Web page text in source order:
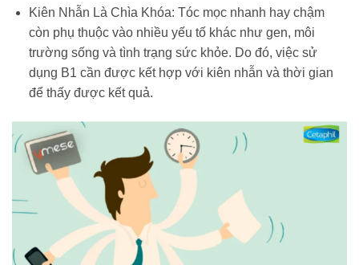
Kiên Nhẫn Là Chìa Khóa: Tóc mọc nhanh hay chậm
còn phụ thuộc vào nhiều yếu tố khác như gen, môi
trường sống và tình trạng sức khỏe. Do đó, việc sử
dụng B1 cần được kết hợp với kiên nhẫn và thời gian
để thấy được kết quả.